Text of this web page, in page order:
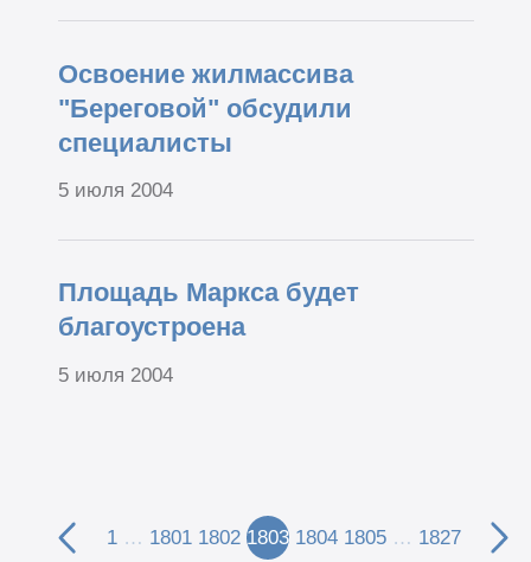
Освоение жилмассива
"Береговой" обсудили
специалисты
5 июля 2004
Площадь Маркса будет
благоустроена
5 июля 2004
1 … 1801 1802 1803 1804 1805 … 1827